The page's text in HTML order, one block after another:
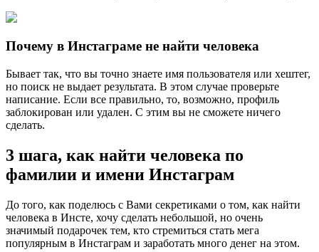
Почему в Инстаграме не найти человека
Бывает так, что вы точно знаете имя пользователя или хештег,
но поиск не выдает результата. В этом случае проверьте
написание. Если все правильно, то, возможно, профиль
заблокирован или удален. С этим вы не сможете ничего
сделать.
3 шага, как найти человека по
фамилии и имени Инстаграм
До того, как поделюсь с Вами секретиками о том, как найти
человека в Инсте, хочу сделать небольшой, но очень
значимый подарочек тем, кто стремиться стать мега
популярным в Инстаграм и заработать много денег на этом.